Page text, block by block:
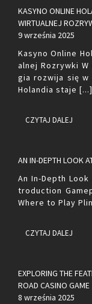
KASYNO ONLINE
WIRTUALNEJ
9 września 2025
Ka­sy­no On­li­ne
al­nej Roz­ryw­ki
gia roz­wi­ja się w
Ho­lan­dia staje [...]
CZYTAJ DALEJ
AN IN-DEPTH LOOK
An In-Depth
tro­duc­tion
Where to Play
CZYTAJ DALEJ
EXPLORING THE
ROAD CASINO GAME
8 września 2025